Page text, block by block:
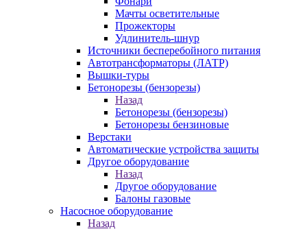
Мачты осветительные
Прожекторы
Удлинитель-шнур
Источники бесперебойного питания
Автотрансформаторы (ЛАТР)
Вышки-туры
Бетонорезы (бензорезы)
Назад
Бетонорезы (бензорезы)
Бетонорезы бензиновые
Верстаки
Автоматические устройства защиты
Другое оборудование
Назад
Другое оборудование
Балоны газовые
Насосное оборудование
Назад